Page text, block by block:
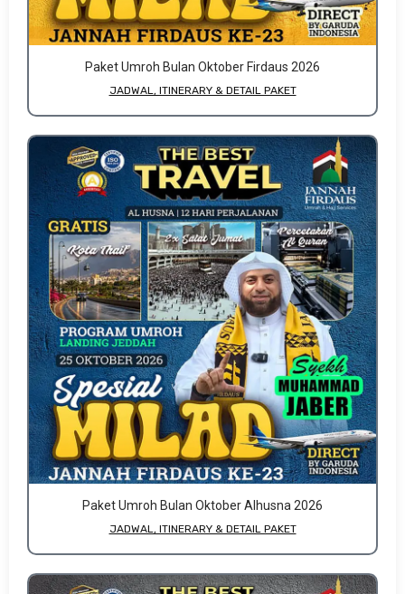
Paket Umroh Bulan Oktober Firdaus 2026
JADWAL, ITINERARY & DETAIL PAKET
Paket Umroh Bulan Oktober Alhusna 2026
JADWAL, ITINERARY & DETAIL PAKET